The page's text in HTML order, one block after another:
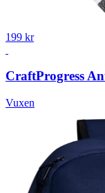
199 kr
CraftProgress
Vuxen